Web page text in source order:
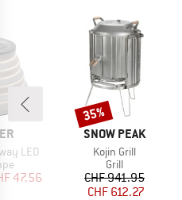
LED
Preis
47.56
MARKE
SNOW PEAK
Artikel
Kojin Grill
Produktgruppe
Grill
Preis
CHF 941.95
reduzierter
CHF 612.27
Rabatt
35%